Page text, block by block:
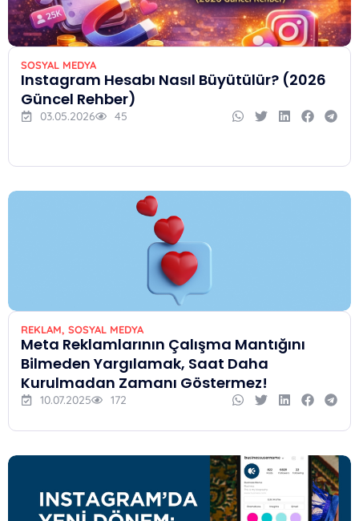
SOSYAL MEDYA
Instagram Hesabı Nasıl Büyütülür? (2026
Güncel Rehber)
03.05.2026 45
REKLAM, SOSYAL MEDYA
Meta Reklamlarının Çalışma Mantığını
Bilmeden Yargılamak, Saat Daha
Kurulmadan Zamanı Göstermez!
10.07.2025 172